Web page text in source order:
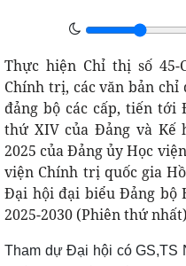
Thực hiện Chỉ thị số 45-
Chính trị, các văn bản
đảng bộ các cấp, tiến
thứ XIV của Đảng và Kế
2025 của Đảng ủy Học
viện Chính trị quốc gia
Đại hội đại biểu Đảng bộ
2025-2030 (Phiên thứ
Tham dự Đại hội có GS,TS